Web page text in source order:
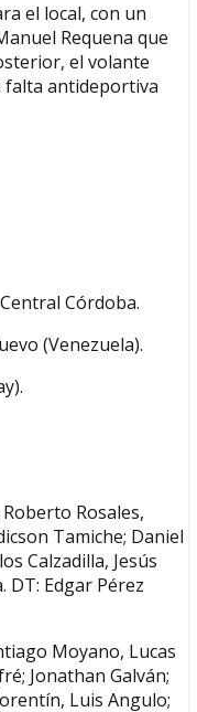
el local, con un
Requena que
el volante
falta antideportiva
Córdoba.
(Venezuela).
Rosales,
Tamiche; Daniel
Calzadilla, Jesús
DT: Edgar Pérez
Moyano, Lucas
Jonathan Galván;
Luis Angulo;